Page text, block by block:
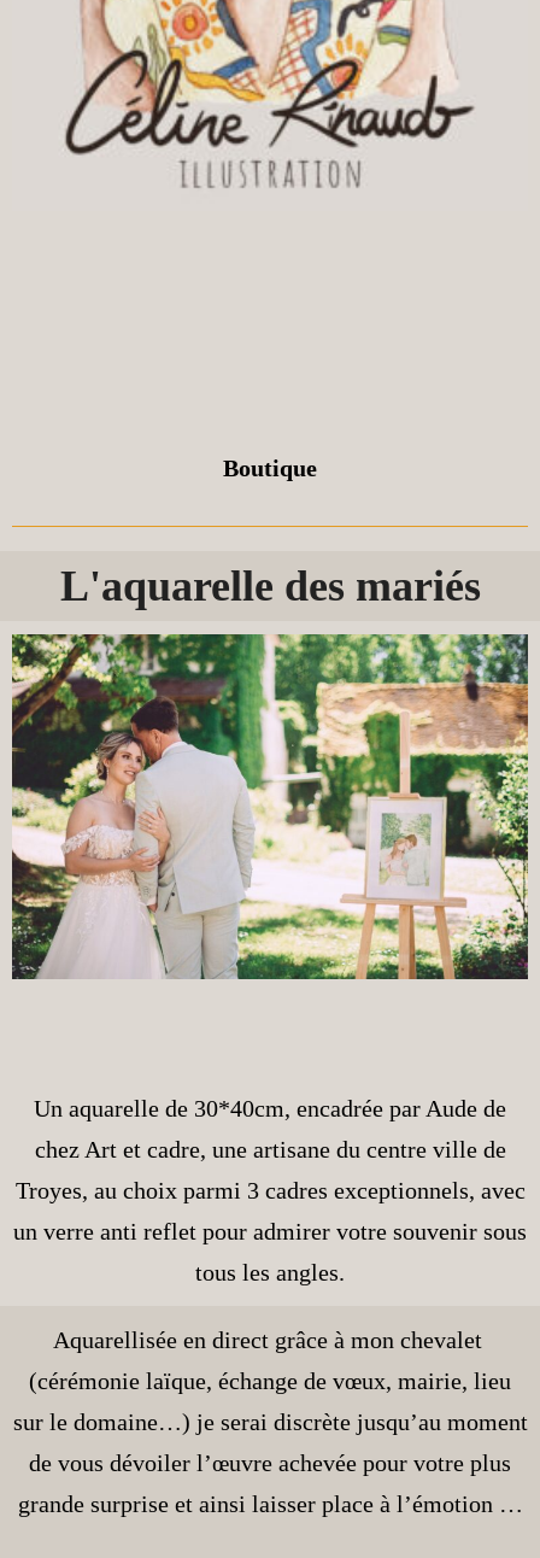
Boutique
L'aquarelle des mariés
Un aquarelle de 30*40cm, encadrée par Aude de
chez Art et cadre, une artisane du centre ville de
Troyes, au choix parmi 3 cadres exceptionnels, avec
un verre anti reflet pour admirer votre souvenir sous
tous les angles.
Aquarellisée en direct grâce à mon chevalet
(cérémonie laïque, échange de vœux, mairie, lieu
sur le domaine…) je serai discrète jusqu’au moment
de vous dévoiler l’œuvre achevée pour votre plus
grande surprise et ainsi laisser place à l’émotion …